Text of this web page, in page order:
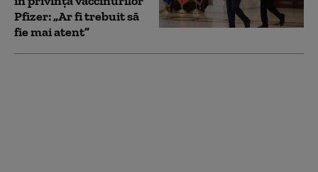
Pfizer: „Ar fi trebuit să
fie mai atent”